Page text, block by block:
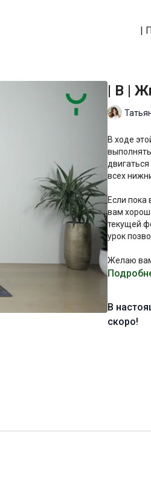
|
| B |
В ходе
всех
Если пока
вам
текущей
урок
Желаю
Цель:
В
скоро!